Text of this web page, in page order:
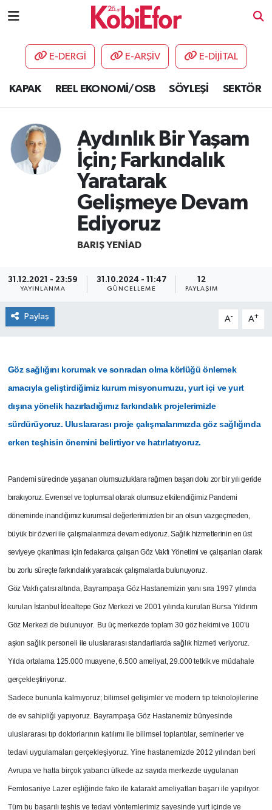
E-DERGİ E-ARŞİV E-DİJİTAL
KAPAK REEL EKONOMİ/OSB SÖYLEŞİ SEKTÖR
Aydınlık Bir Yaşam
İçin; Farkındalık
Yaratarak
Gelişmeye Devam
Ediyoruz
BARIŞ YENIAD
31.12.2021 - 23:59
YAYINLANMA
31.10.2024 - 11:47
GÜNCELLEME
12
PAYLAŞIM
Paylaş A- A+
Göz sağlığını korumak ve sonradan olma körlüğü önlemek
amacıyla geliştirdiğimiz kurum misyonumuzu, yurt içi ve yurt
dışına yönelik hazırladığımız farkındalık projelerimizle
sürdürüyoruz. Uluslararası proje çalışmalarımızda göz sağlığında
erken teşhisin önemini belirtiyor ve hatırlatıyoruz.
Pandemi sürecinde yaşanan olumsuzluklara rağmen başarı dolu zor bir yılı geride
bırakıyoruz. Evrensel ve toplumsal olarak olumsuz etkilendiğimiz Pandemi
döneminde inandığımız kurumsal değerlerimizden bir an olsun vazgeçmeden,
büyük bir özveri ile çalışmalarımıza devam ediyoruz. Sağlık hizmetlerinin en üst
seviyeye çıkarılması için fedakarca çalışan Göz Vakfı Yönetimi ve çalışanları olarak
bu zorlu süreçte farkındalık yaratacak çalışmalarda bulunuyoruz.
Göz Vakfı çatısı altında, Bayrampaşa Göz Hastanemizin yanı sıra 1997 yılında
kurulan İstanbul İdealtepe Göz Merkezi ve 2001 yılında kurulan Bursa Yıldırım
Göz Merkezi de bulunuyor. Bu üç merkezde toplam 30 göz hekimi ve 100’ü
aşkın sağlık personeli ile uluslararası standartlarda sağlık hizmeti veriyoruz.
Yılda ortalama 125.000 muayene, 6.500 ameliyat, 29.000 tetkik ve müdahale
gerçekleştiriyoruz.
Sadece bununla kalmıyoruz; bilimsel gelişimler ve modern tıp teknolojilerine
de ev sahipliği yapıyoruz. Bayrampaşa Göz Hastanemiz bünyesinde
uluslararası tıp doktorlarının katılımı ile bilimsel toplantılar, seminerler ve
tedavi uygulamaları gerçekleşiyoruz. Yine hastanemizde 2012 yılından beri
Avrupa ve hatta birçok yabancı ülkede az sayıda merkezde uygulanan
Femtosaniye Lazer eşliğinde fako ile katarakt ameliyatları başarı ile yapılıyor.
Tüm bu başarılı teşhis ve tedavi yöntemlerimiz sayesinde yurt içinde ve
AKADEMİ
DESTEK-TEŞVİK
ETKİNLİK
GÜNCEL
HABERLER
SEKTÖR
ŞİRKET PANO
ÜLKE